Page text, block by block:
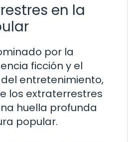
en la
por la
ficción y el
entretenimiento,
los extraterrestres
huella profunda
popular.